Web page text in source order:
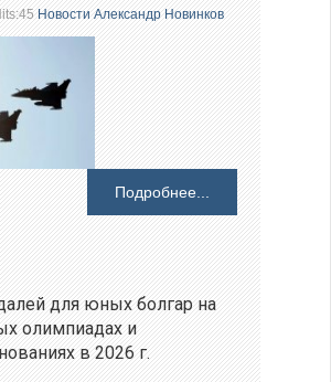
Новости Александр Новинков
Подробнее...
для юных болгар на
олимпиадах и
в 2026 г.